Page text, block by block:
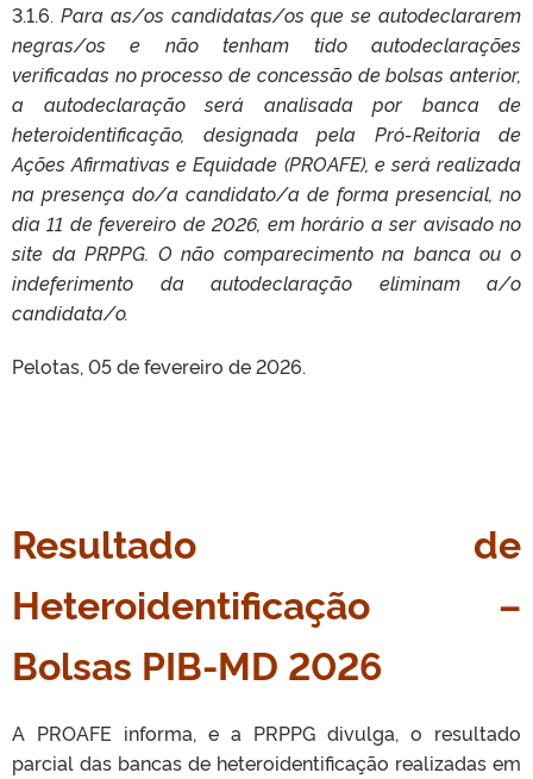
3.1.6. Para as/os candidatas/os que se autodeclararem
negras/os e não tenham tido autodeclarações
verificadas no processo de concessão de bolsas anterior,
a autodeclaração será analisada por banca de
heteroidentificação, designada pela Pró-Reitoria de
Ações Afirmativas e Equidade (PROAFE), e será realizada
na presença do/a candidato/a de forma presencial, no
dia 11 de fevereiro de 2026, em horário a ser avisado no
site da PRPPG. O não comparecimento na banca ou o
indeferimento da autodeclaração eliminam a/o
candidata/o.
Pelotas, 05 de fevereiro de 2026.
Resultado de
Heteroidentificação –
Bolsas PIB-MD 2026
A PROAFE informa, e a PRPPG divulga, o resultado
parcial das bancas de heteroidentificação realizadas em